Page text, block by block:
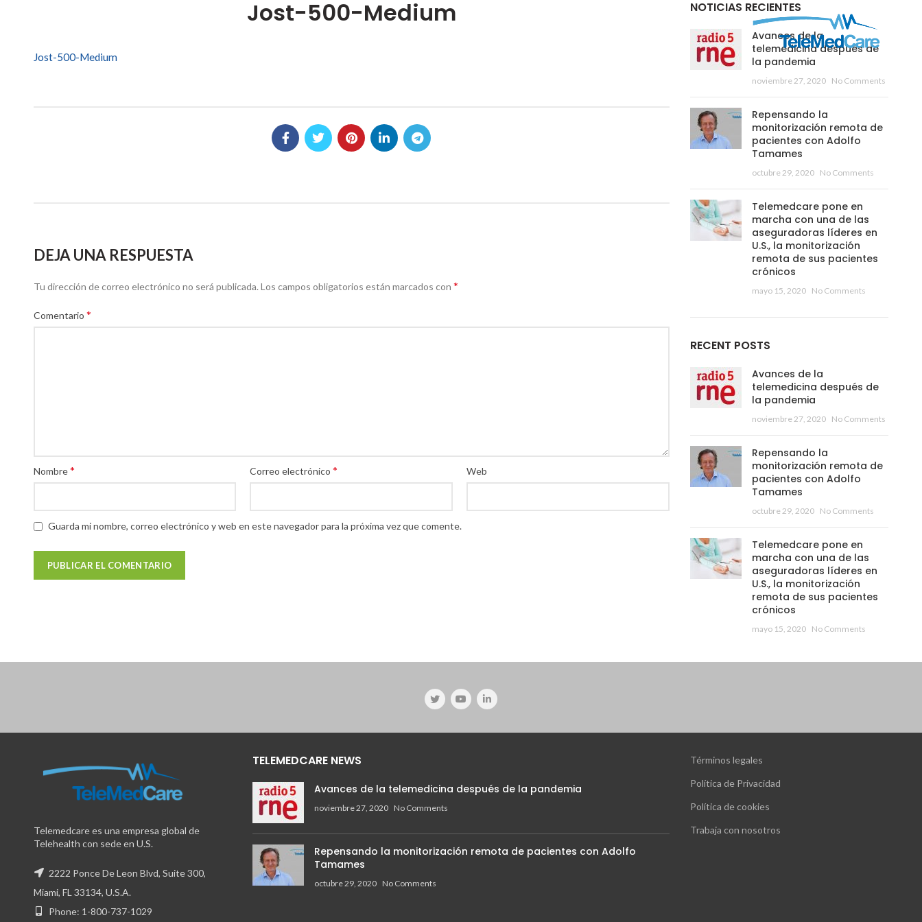
Jost-500-Medium
Jost-500-Medium
DEJA UNA RESPUESTA
Tu dirección de correo electrónico no será publicada. Los campos obligatorios están marcados con *
Comentario *
Nombre* Correo electrónico* Web
Guarda mi nombre, correo electrónico y web en este navegador para la próxima vez que comente.
NOTICIAS RECIENTES
Avances de la
telemedicina después de
la pandemia
noviembre 27, 2020 No Comments
Repensando la
monitorización remota de
pacientes con Adolfo
Tamames
octubre 29, 2020 No Comments
Telemedcare pone en
marcha con una de las
aseguradoras líderes en
U.S., la monitorización
remota de sus pacientes
crónicos
mayo 15, 2020 No Comments
RECENT POSTS
Avances de la
telemedicina después de
la pandemia
noviembre 27, 2020 No Comments
Repensando la
monitorización remota de
pacientes con Adolfo
Tamames
octubre 29, 2020 No Comments
Telemedcare pone en
marcha con una de las
aseguradoras líderes en
U.S., la monitorización
remota de sus pacientes
crónicos
mayo 15, 2020 No Comments
Telemedcare es una empresa global de
Telehealth con sede en U.S.
2222 Ponce De Leon Blvd, Suite 300,
Miami, FL 33134, U.S.A.
Phone: 1-800-737-1029
TELEMEDCARE NEWS
Avances de la telemedicina después de la pandemia
noviembre 27, 2020 No Comments
Repensando la monitorización remota de pacientes con Adolfo
Tamames
octubre 29, 2020 No Comments
Términos legales
Política de Privacidad
Política de cookies
Trabaja con nosotros